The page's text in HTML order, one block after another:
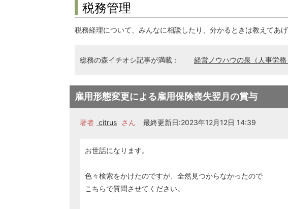
税務管理
税務経理について、みんなに相談したり、分かるときは教えてあ
総務の森イチオシ記事が満載： 経営ノウハウの泉（人事労務
雇用形態変更による雇用保険喪失翌月の賞与
著者 citrus さん 最終更新日:2023年12月12日 14:39
お世話になります。
色々検索をかけたのですが、全然見つからなかったので
こちらで質問させてください。